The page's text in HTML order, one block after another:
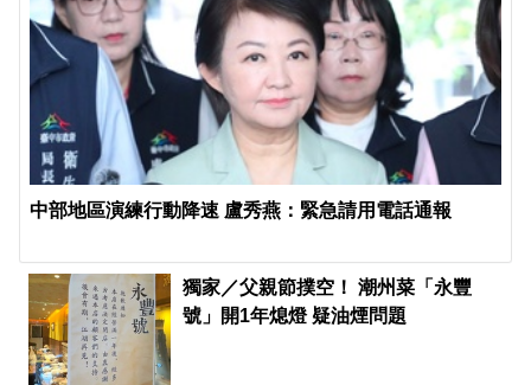
中部地區演練行動降速 盧秀燕：緊急請用電話通報
獨家／父親節撲空！ 潮州菜「永豐
號」開1年熄燈 疑油煙問題